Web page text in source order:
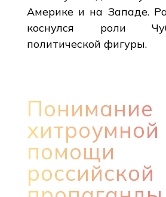
Америке и на Западе.
коснулся роли
политической фигуры.
Понимание
хитроумной
помощи
российской